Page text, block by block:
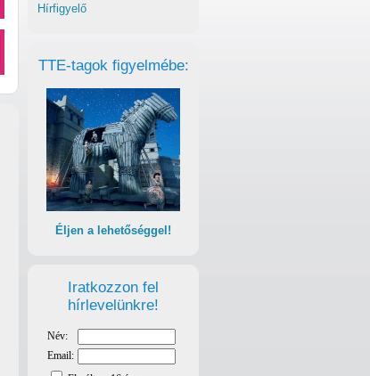
Hírfigyelő
TTE-tagok figyelmébe:
Éljen a lehetőséggel!
Iratkozzon fel
hírlevelünkre!